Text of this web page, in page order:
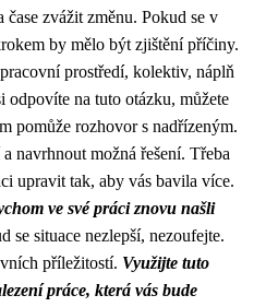
čase zvážit změnu. Pokud se v
by mělo být zjištění příčiny.
prostředí, kolektiv, náplň
odpovíte na tuto otázku, můžete
pomůže rozhovor s nadřízeným.
navrhnout možná řešení. Třeba
upravit tak, aby vás bavila více.
ve své práci znovu našli
se situace nezlepší, nezoufejte.
příležitostí. Využijte tuto
práce, která vás bude